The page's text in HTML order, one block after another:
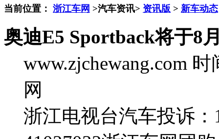
当前位置： 浙江车网 >汽车资讯> 资讯版 > 新车动态
奥迪E5 Sportback将于8
www.zjchewang.com 时
网
浙江电视台汽车投诉：